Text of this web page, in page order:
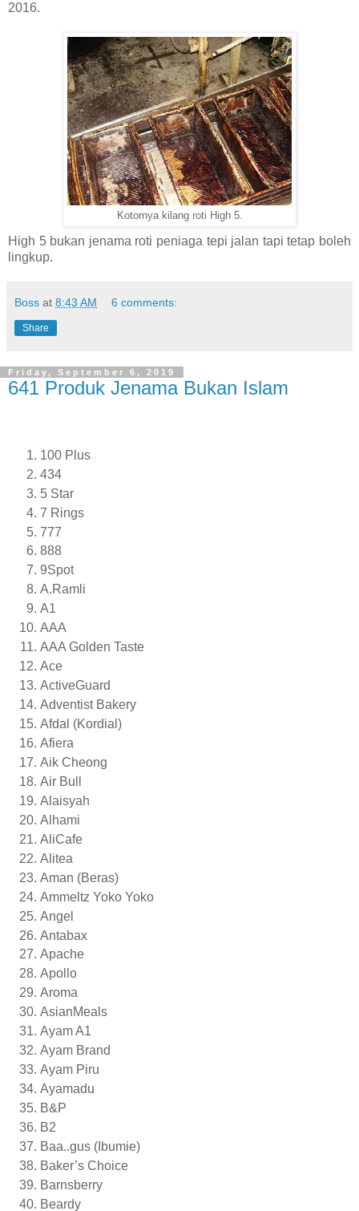
2016.
Kotornya kilang roti High 5.
High 5 bukan jenama roti peniaga tepi jalan tapi tetap boleh
lingkup.
Boss at 8:43 AM 6 comments:
Share
Friday, September 6, 2019
641 Produk Jenama Bukan Islam
100 Plus
434
5 Star
7 Rings
777
888
9Spot
A.Ramli
A1
AAA
AAA Golden Taste
Ace
ActiveGuard
Adventist Bakery
Afdal (Kordial)
Afiera
Aik Cheong
Air Bull
Alaisyah
Alhami
AliCafe
Alitea
Aman (Beras)
Ammeltz Yoko Yoko
Angel
Antabax
Apache
Apollo
Aroma
AsianMeals
Ayam A1
Ayam Brand
Ayam Piru
Ayamadu
B&P
B2
Baa..gus (Ibumie)
Baker’s Choice
Barnsberry
Beardy